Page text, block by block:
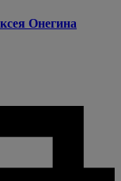
Онегина